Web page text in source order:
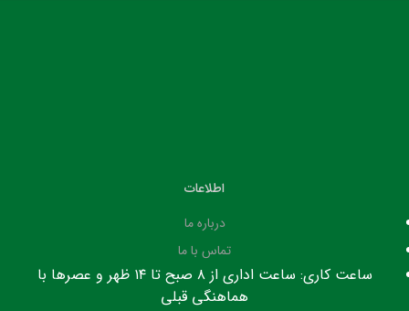
اطلاعات
درباره ما
تماس با ما
ساعت کاری: ساعت اداری از ۸ صبح تا ۱۴ ظهر و عصرها با
هماهنگی قبلی